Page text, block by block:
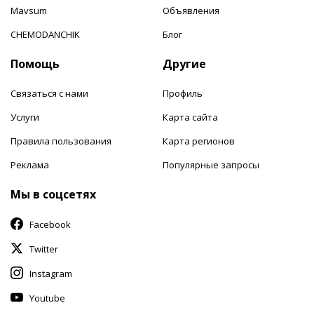
Mavsum
CHEMODANCHIK
Объявления
Блог
Помощь
Связаться с нами
Услуги
Правила пользования
Реклама
Другие
Профиль
Карта сайта
Карта регионов
Популярные запросы
Мы в соцсетях
Facebook
Twitter
Instagram
Youtube